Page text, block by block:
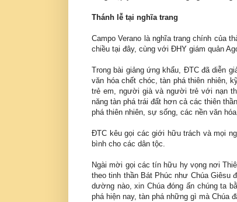
Thánh lễ tại nghĩa trang
Campo Verano là nghĩa trang chính của
chiều tại đây, cùng với ĐHY giám quản
Trong bài giảng ứng khẩu, ĐTC đã diễn
văn hóa chết chóc, tàn phá thiên nhiên,
trẻ em, người già và người trẻ với nạn
năng tàn phá trái đất hơn cả các thiên
phá thiên nhiên, sự sống, các nền văn
ĐTC kêu gọi các giới hữu trách và mọi
bình cho các dân tộc.
Ngài mời gọi các tín hữu hy vọng nơi
theo tinh thần Bát Phúc như Chúa Giêsu
dường nào, xin Chúa đóng ấn chúng ta
phá hiện nay, tàn phá những gì mà Chúa